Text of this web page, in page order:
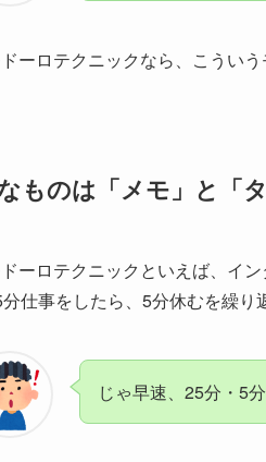
ーロテクニックなら、こうい
ものは「メモ」と「
ーロテクニックといえば、イン
分仕事をしたら、5分休むを繰り
じゃ早速、25分・5